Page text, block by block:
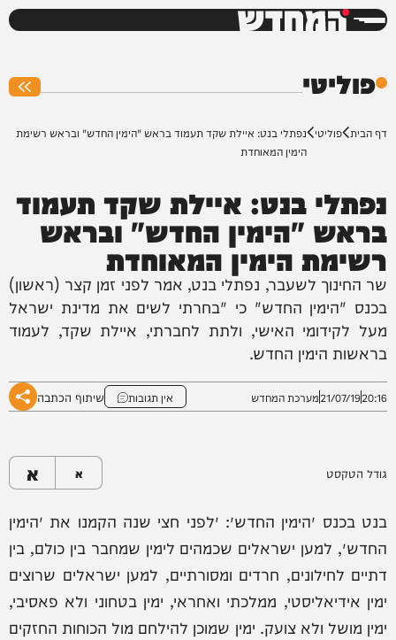
המחדש
פוליטי
דף הבית פוליטי נפתלי בנט: איילת שקד תעמוד בראש "הימין החדש" ובראש רשימת
הימין המאוחדת
נפתלי בנט: איילת שקד תעמוד
בראש "הימין החדש" ובראש
רשימת הימין המאוחדת
שר החינוך לשעבר, נפתלי בנט, אמר לפני זמן קצר (ראשון)
בכנס "הימין החדש" כי "בחרתי לשים את מדינת ישראל
מעל לקידומי האישי, ולתת לחברתי, איילת שקד, לעמוד
בראשות הימין החדש.
20:16
21/07/19מערכת המחדש אין תגובות שיתוף הכתבה
גודל הטקסט א א
בנט בכנס ״הימין החדש״: ״לפני חצי שנה הקמנו את ״הימין
החדש״, למען ישראלים שכמהים לימין שמחבר בין כולם, בין
דתיים לחילונים, חרדים ומסורתיים, למען ישראלים שרוצים
ימין אידיאליסטי, ממלכתי ואחראי, ימין בטחוני ולא פאסיבי,
ימין מושל ולא צועק. ימין שמוכן להילחם מול הכוחות החזקים